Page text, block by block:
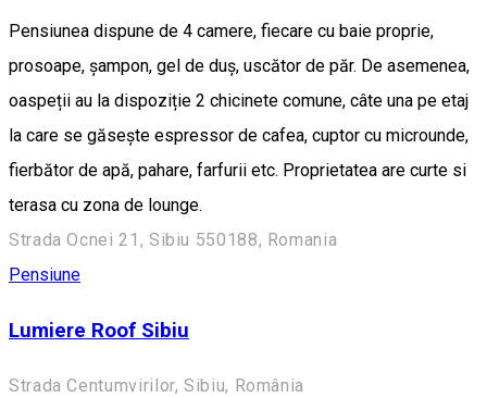
Pensiunea dispune de 4 camere, fiecare cu baie proprie,
prosoape, șampon, gel de duș, uscător de păr. De asemenea,
oaspeții au la dispoziție 2 chicinete comune, câte una pe etaj
la care se găsește espressor de cafea, cuptor cu microunde,
fierbător de apă, pahare, farfurii etc. Proprietatea are curte si
terasa cu zona de lounge.
Strada Ocnei 21, Sibiu 550188, Romania
Pensiune
Lumiere Roof Sibiu
Strada Centumvirilor, Sibiu, România